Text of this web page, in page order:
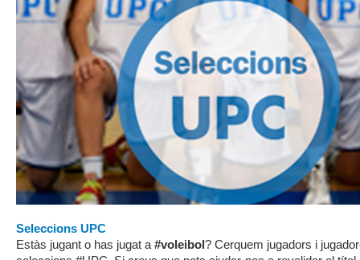
Seleccions UPC
Estàs jugant o has jugat a #voleibol? Cerquem jugadors i